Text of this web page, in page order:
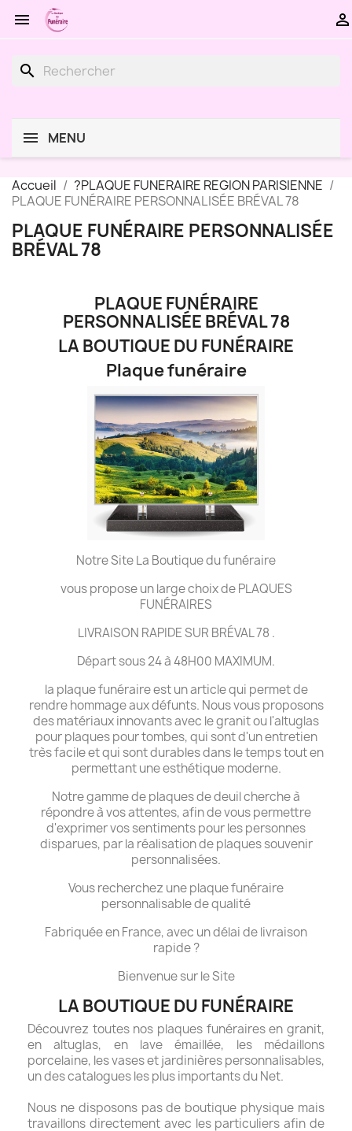
 
search
MENU
Accueil
?PLAQUE FUNERAIRE REGION PARISIENNE
PLAQUE FUNÉRAIRE PERSONNALISÉE BRÉVAL 78
PLAQUE FUNÉRAIRE PERSONNALISÉE
BRÉVAL 78
PLAQUE FUNÉRAIRE
PERSONNALISÉE BRÉVAL 78
LA BOUTIQUE DU FUNÉRAIRE
Plaque funéraire
Notre Site La Boutique du funéraire
vous propose un large choix de PLAQUES
FUNÉRAIRES
LIVRAISON RAPIDE SUR BRÉVAL 78 .
Départ sous 24 à 48H00 MAXIMUM.
la plaque funéraire est un article qui permet de
rendre hommage aux défunts. Nous vous proposons
des matériaux innovants avec le granit ou l'altuglas
pour plaques pour tombes, qui sont d'un entretien
très facile et qui sont durables dans le temps tout en
permettant une esthétique moderne.
Notre gamme de plaques de deuil cherche à
répondre à vos attentes, afin de vous permettre
d'exprimer vos sentiments pour les personnes
disparues, par la réalisation de plaques souvenir
personnalisées.
Vous recherchez une plaque funéraire
personnalisable de qualité
Fabriquée en France, avec un délai de livraison
rapide ?
Bienvenue sur le Site
LA BOUTIQUE DU FUNÉRAIRE
Découvrez toutes nos plaques funéraires en granit,
en altuglas, en lave émaillée, les médaillons
porcelaine, les vases et jardinières personnalisables,
un des catalogues les plus importants du Net.
Nous ne disposons pas de boutique physique mais
travaillons directement avec les particuliers afin de